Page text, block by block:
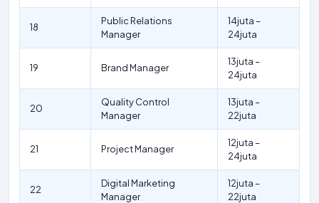
18
Public Relations
Manager
14juta –
24juta
19 Brand Manager
13juta –
24juta
20
Quality Control
Manager
13juta –
22juta
21 Project Manager
12juta –
24juta
22
Digital Marketing
Manager
12juta –
22juta